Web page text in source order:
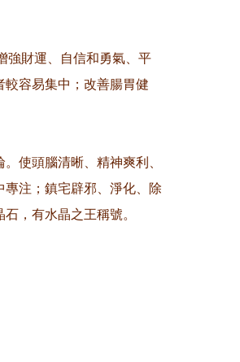
強財運、自信和勇氣、平
容易集中；改善腸胃健
使頭腦清晰、精神爽利、
注；鎮宅辟邪、淨化、除
，有水晶之王稱號。